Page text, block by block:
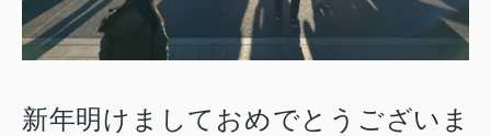
新年明けましておめでとうございま